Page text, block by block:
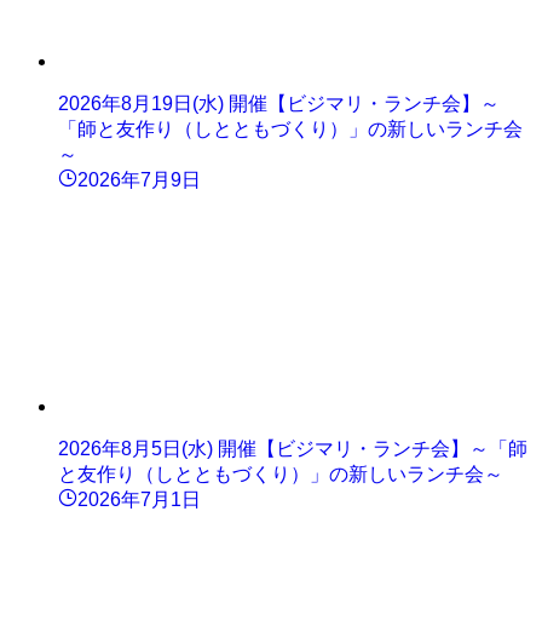
2026年8月19日(水) 開催【ビジマリ・ランチ会】～
「師と友作り（しとともづくり）」の新しいランチ会
～
2026年7月9日
2026年8月5日(水) 開催【ビジマリ・ランチ会】～「師
と友作り（しとともづくり）」の新しいランチ会～
2026年7月1日